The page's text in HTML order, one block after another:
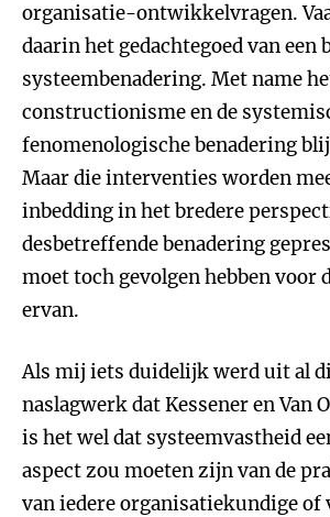
organisatie-ontwikkelvragen.
daarin het gedachtegoed van een
systeembenadering. Met name
constructionisme en de
fenomenologische benadering
Maar die interventies worden
inbedding in het bredere
desbetreffende benadering
moet toch gevolgen hebben
ervan.
Als mij iets duidelijk werd uit al
naslagwerk dat Kessener en Van
is het wel dat systeemvastheid
aspect zou moeten zijn van de
van iedere organisatiekundige of